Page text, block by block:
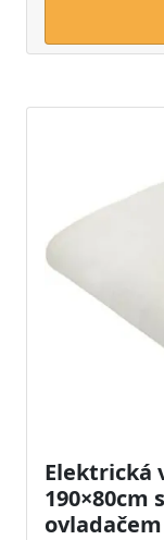
Elektrická
190×80cm
ovladačem